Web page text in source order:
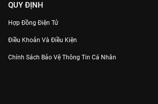
QUY ĐỊNH
Hợp Đồng Điện Tử
Điều Khoản Và Điều Kiện
Chính Sách Bảo Vệ Thông Tin Cá Nhân